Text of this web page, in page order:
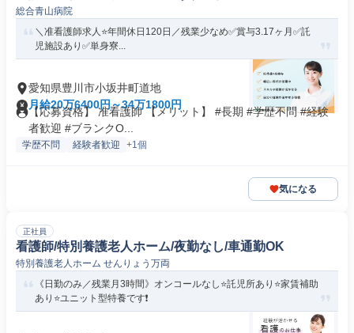
総合青山病院
＼准看護師求人⭐年間休日120日／残業少なめ✅️賞与3.17ヶ月✅️託
児施設あり✅️単身寮...
愛知県豊川市小坂井町道地
月給20万6400円～34万1800円
【応募資格】 准看護師 【メリット】 #長期 #学歴不問 #経験
者歓迎 #ブランクO...
学歴不問 経験者歓迎 +1個
気になる
正社員
看護師/特別養護老人ホーム/夜勤なし/車通勤OK
特別養護老人ホーム せんりょう万両
《日勤のみ／残業月3時間》オンコールなし⭐託児所あり⭐家賃補助
あり⭐ユニット型特養です❗️